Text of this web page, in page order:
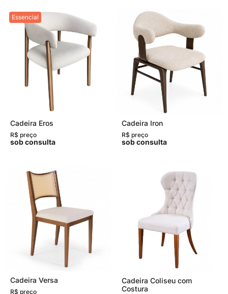
Essencial
Cadeira Eros
R$ preço
sob consulta
Cadeira Iron
R$ preço
sob consulta
Cadeira Versa
R$ preço
Cadeira Coliseu com
Costura